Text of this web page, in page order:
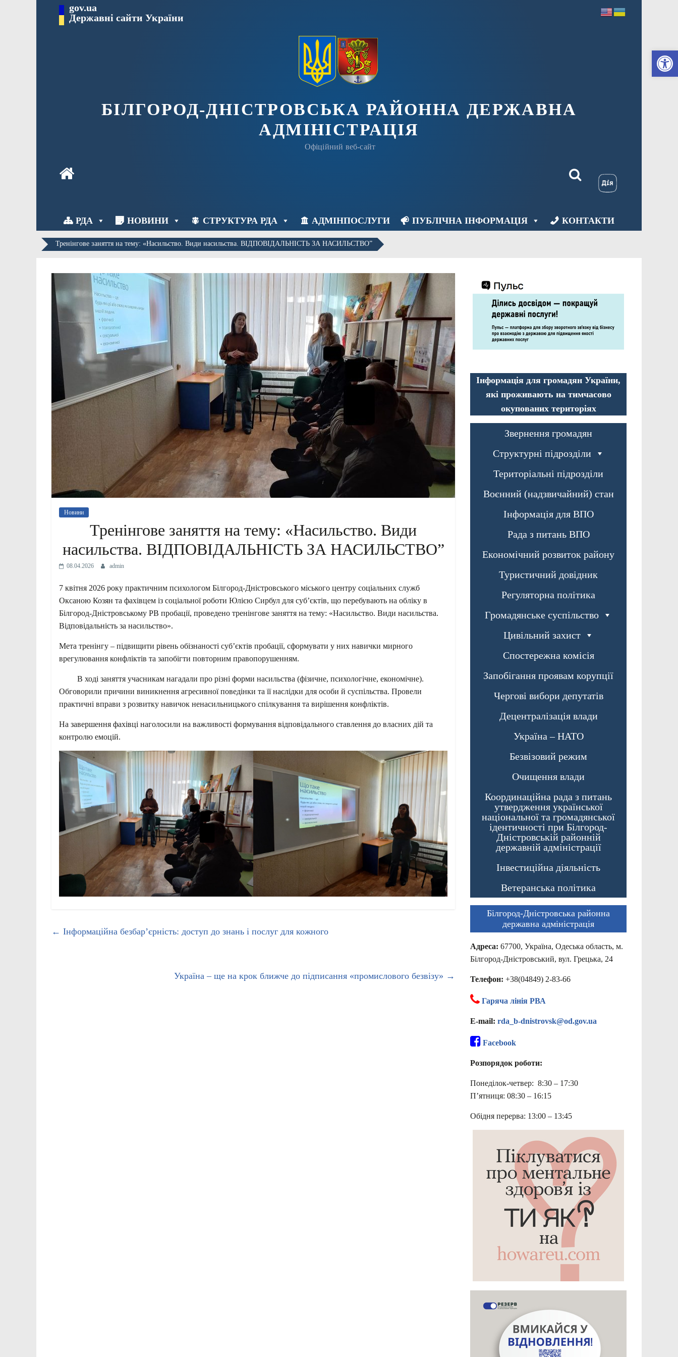
gov.ua
Державні сайти України
БІЛГОРОД-ДНІСТРОВСЬКА РАЙОННА ДЕРЖАВНА
АДМІНІСТРАЦІЯ
Офіційний веб-сайт
РДА НОВИНИ СТРУКТУРА РДА АДМІНПОСЛУГИ ПУБЛІЧНА ІНФОРМАЦІЯ КОНТАКТИ
Тренінгове заняття на тему: «Насильство. Види насильства. ВІДПОВІДАЛЬНІСТЬ ЗА НАСИЛЬСТВО”
Новини
Тренінгове заняття на тему: «Насильство. Види
насильства. ВІДПОВІДАЛЬНІСТЬ ЗА НАСИЛЬСТВО”
08.04.2026 admin
7 квітня 2026 року практичним психологом Білгород-Дністровського міського центру соціальних служб
Оксаною Козян та фахівцем із соціальної роботи Юлією Сирбул для суб’єктів, що перебувають на обліку в
Білгород-Дністровському РВ пробації, проведено тренінгове заняття на тему: «Насильство. Види насильства.
Відповідальність за насильство».
Мета тренінгу – підвищити рівень обізнаності суб’єктів пробації, сформувати у них навички мирного
врегулювання конфліктів та запобігти повторним правопорушенням.
В ході заняття учасникам нагадали про різні форми насильства (фізичне, психологічне, економічне).
Обговорили причини виникнення агресивної поведінки та її наслідки для особи й суспільства. Провели
практичні вправи з розвитку навичок ненасильницького спілкування та вирішення конфліктів.
На завершення фахівці наголосили на важливості формування відповідального ставлення до власних дій та
контролю емоцій.
← Інформаційна безбар’єрність: доступ до знань і послуг для кожного
Україна – ще на крок ближче до підписання «промислового безвізу» →
Інформація для громадян України,
які проживають на тимчасово
окупованих територіях
Звернення громадян
Структурні підрозділи
Територіальні підрозділи
Воєнний (надзвичайний) стан
Інформація для ВПО
Рада з питань ВПО
Економічний розвиток району
Туристичний довідник
Регуляторна політика
Громадянське суспільство
Цивільний захист
Спостережна комісія
Запобігання проявам корупції
Чергові вибори депутатів
Децентралізація влади
Україна – НАТО
Безвізовий режим
Очищення влади
Координаційна рада з питань
утвердження української
національної та громадянської
ідентичності при Білгород-
Дністровській районній
державній адміністрації
Інвестиційна діяльність
Ветеранська політика
Білгород-Дністровська районна
державна адміністрація
Адреса: 67700, Україна, Одеська область, м.
Білгород-Дністровський, вул. Грецька, 24
Телефон: +38(04849) 2-83-66
Гаряча лінія РВА
E-mail: rda_b-dnistrovsk@od.gov.ua
Facebook
Розпорядок роботи:
Понеділок-четвер: 8:30 – 17:30
П’ятниця: 08:30 – 16:15
Обідня перерва: 13:00 – 13:45